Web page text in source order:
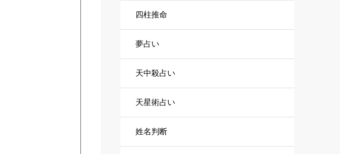
四柱推命
夢占い
天中殺占い
天星術占い
姓名判断